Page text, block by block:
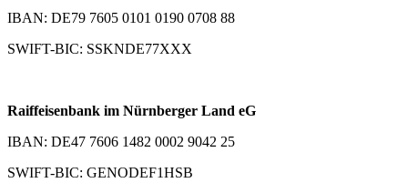
IBAN: DE79 7605 0101 0190 0708 88
SWIFT-BIC: SSKNDE77XXX
Raiffeisenbank im Nürnberger Land eG
IBAN: DE47 7606 1482 0002 9042 25
SWIFT-BIC: GENODEF1HSB